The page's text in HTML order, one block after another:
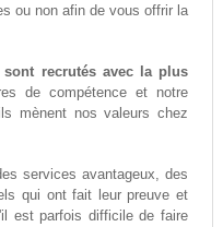
ou non afin de vous offrir la
sont recrutés avec la plus
de compétence et notre
mènent nos valeurs chez
services avantageux, des
qui ont fait leur preuve et
est parfois difficile de faire